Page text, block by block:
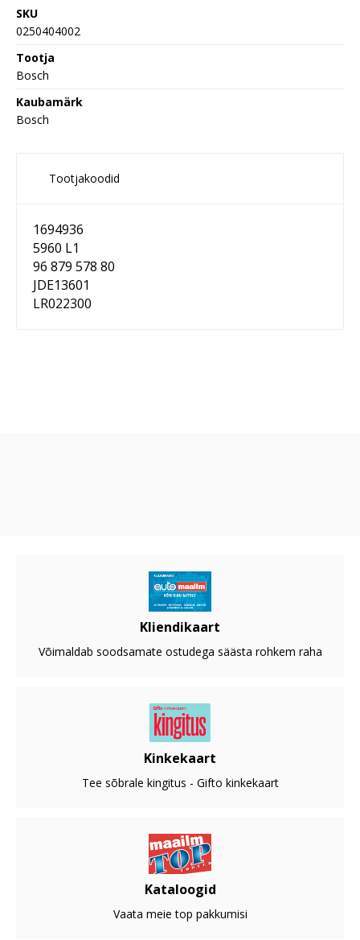
SKU
0250404002
Tootja
Bosch
Kaubamärk
Bosch
Tootjakoodid
1694936
5960 L1
96 879 578 80
JDE13601
LR022300
Kliendikaart
Võimaldab soodsamate ostudega säästa rohkem raha
Kinkekaart
Tee sõbrale kingitus - Gifto kinkekaart
Kataloogid
Vaata meie top pakkumisi